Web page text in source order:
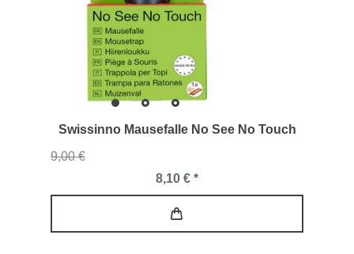
Swissinno Mausefalle No See No Touch
9,00 €
8,10 € *